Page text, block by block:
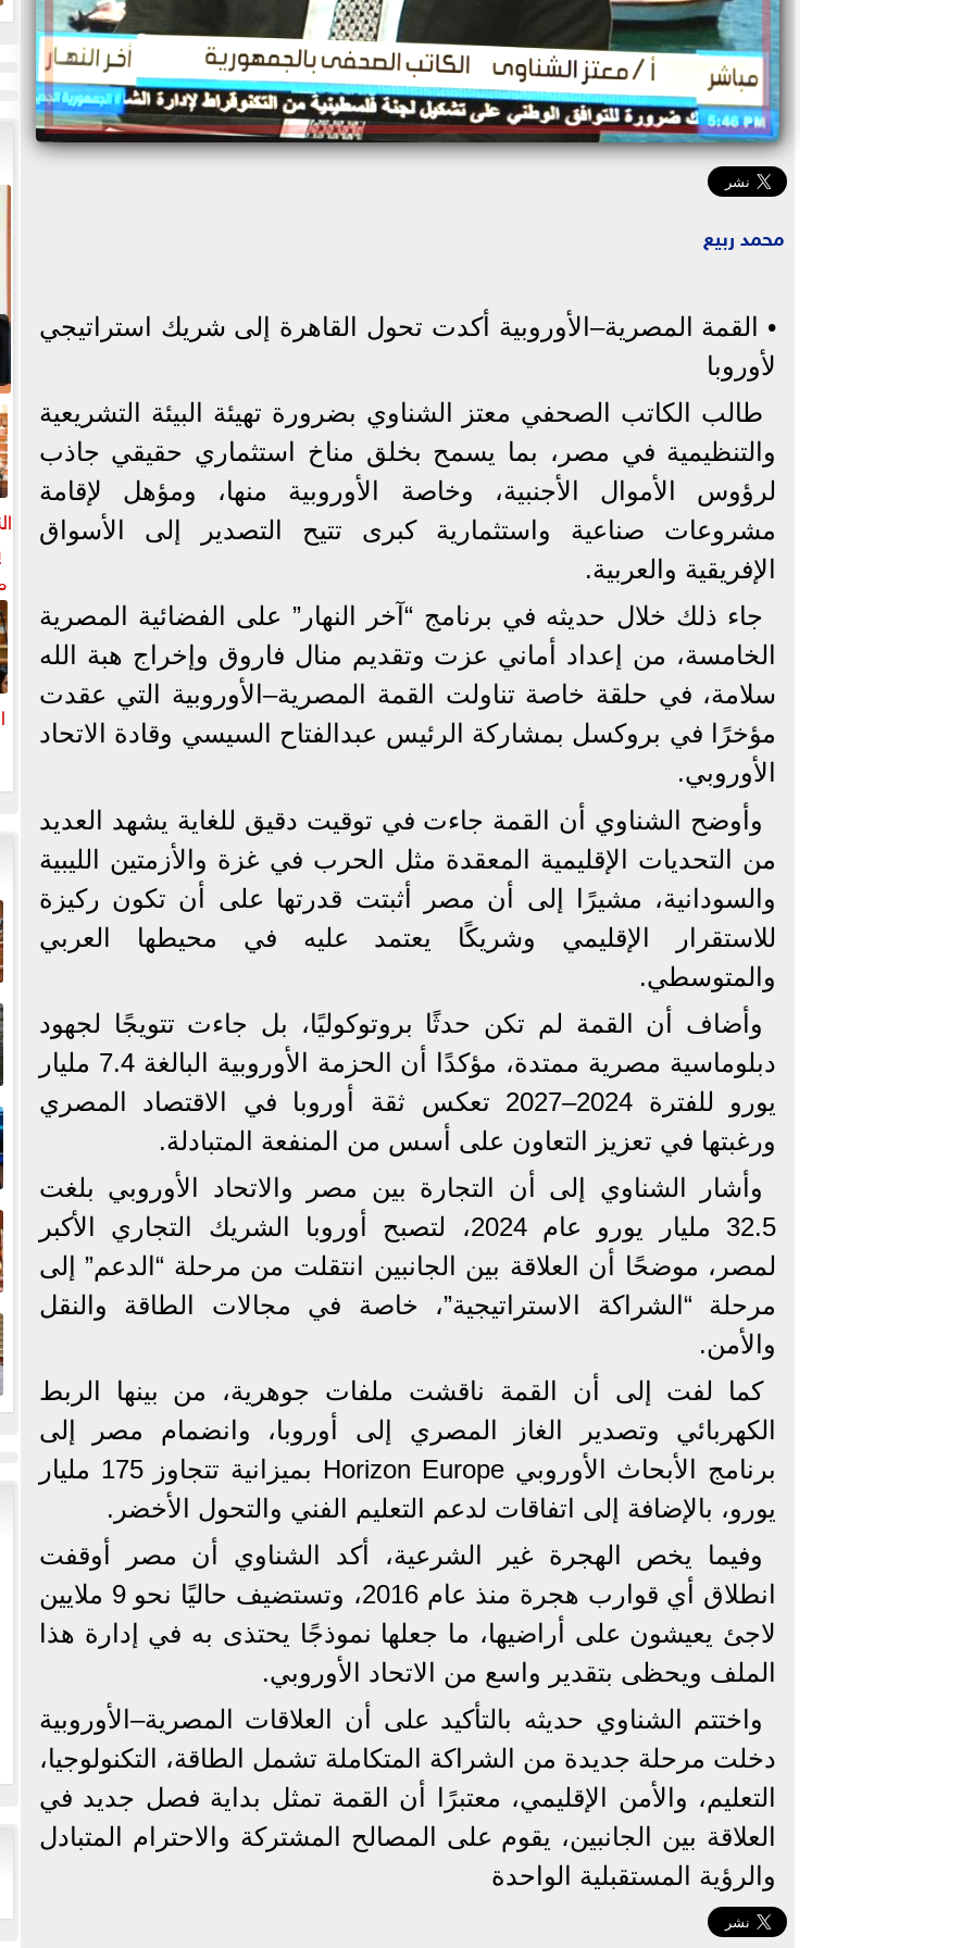
محمد ربيع
• القمة المصرية–الأوروبية أكدت تحول القاهرة إلى شريك استراتيجي
لأوروبا
طالب الكاتب الصحفي معتز الشناوي بضرورة تهيئة البيئة التشريعية
والتنظيمية في مصر، بما يسمح بخلق مناخ استثماري حقيقي جاذب
لرؤوس الأموال الأجنبية، وخاصة الأوروبية منها، ومؤهل لإقامة
مشروعات صناعية واستثمارية كبرى تتيح التصدير إلى الأسواق
الإفريقية والعربية.
جاء ذلك خلال حديثه في برنامج “آخر النهار” على الفضائية المصرية
الخامسة، من إعداد أماني عزت وتقديم منال فاروق وإخراج هبة الله
سلامة، في حلقة خاصة تناولت القمة المصرية–الأوروبية التي عقدت
مؤخرًا في بروكسل بمشاركة الرئيس عبدالفتاح السيسي وقادة الاتحاد
الأوروبي.
وأوضح الشناوي أن القمة جاءت في توقيت دقيق للغاية يشهد العديد
من التحديات الإقليمية المعقدة مثل الحرب في غزة والأزمتين الليبية
والسودانية، مشيرًا إلى أن مصر أثبتت قدرتها على أن تكون ركيزة
للاستقرار الإقليمي وشريكًا يعتمد عليه في محيطها العربي
والمتوسطي.
وأضاف أن القمة لم تكن حدثًا بروتوكوليًا، بل جاءت تتويجًا لجهود
دبلوماسية مصرية ممتدة، مؤكدًا أن الحزمة الأوروبية البالغة 7.4 مليار
يورو للفترة 2024–2027 تعكس ثقة أوروبا في الاقتصاد المصري
ورغبتها في تعزيز التعاون على أسس من المنفعة المتبادلة.
وأشار الشناوي إلى أن التجارة بين مصر والاتحاد الأوروبي بلغت
32.5 مليار يورو عام 2024، لتصبح أوروبا الشريك التجاري الأكبر
لمصر، موضحًا أن العلاقة بين الجانبين انتقلت من مرحلة “الدعم” إلى
مرحلة “الشراكة الاستراتيجية”، خاصة في مجالات الطاقة والنقل
والأمن.
كما لفت إلى أن القمة ناقشت ملفات جوهرية، من بينها الربط
الكهربائي وتصدير الغاز المصري إلى أوروبا، وانضمام مصر إلى
برنامج الأبحاث الأوروبي Horizon Europe بميزانية تتجاوز 175 مليار
يورو، بالإضافة إلى اتفاقات لدعم التعليم الفني والتحول الأخضر.
وفيما يخص الهجرة غير الشرعية، أكد الشناوي أن مصر أوقفت
انطلاق أي قوارب هجرة منذ عام 2016، وتستضيف حاليًا نحو 9 ملايين
لاجئ يعيشون على أراضيها، ما جعلها نموذجًا يحتذى به في إدارة هذا
الملف ويحظى بتقدير واسع من الاتحاد الأوروبي.
واختتم الشناوي حديثه بالتأكيد على أن العلاقات المصرية–الأوروبية
دخلت مرحلة جديدة من الشراكة المتكاملة تشمل الطاقة، التكنولوجيا،
التعليم، والأمن الإقليمي، معتبرًا أن القمة تمثل بداية فصل جديد في
العلاقة بين الجانبين، يقوم على المصالح المشتركة والاحترام المتبادل
والرؤية المستقبلية الواحدة